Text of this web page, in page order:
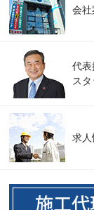
会社
代
ス
求人